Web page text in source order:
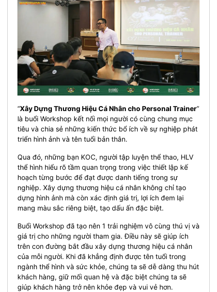
“Xây Dựng Thương Hiệu Cá Nhân cho Personal Trainer”
là buổi Workshop kết nối mọi người có cùng chung mục
tiêu và chia sẻ những kiến thức bổ ích về sự nghiệp phát
triển hình ảnh và tên tuổi bản thân.
Qua đó, những bạn KOC, người tập luyện thể thao, HLV
thể hình hiểu rõ tầm quan trọng trong việc thiết lập kế
hoạch từng bước để đạt được danh tiếng trong sự
nghiệp. Xây dựng thương hiệu cá nhân không chỉ tạo
dựng hình ảnh mà còn xác định giá trị, lợi ích đem lại
mang màu sắc riêng biệt, tạo dấu ấn đặc biệt.
Buổi Workshop đã tạo nên 1 trải nghiệm vô cùng thú vị và
giá trị cho những người tham gia. Điều này sẽ giúp ích
trên con đường bắt đầu xây dựng thương hiệu cá nhân
của mỗi người. Khi đã khẳng định được tên tuổi trong
ngành thể hình và sức khỏe, chúng ta sẽ dễ dàng thu hút
khách hàng, giữ mối quan hệ và đặc biệt chúng ta sẽ
giúp khách hàng trở nên khỏe đẹp và vui vẻ hơn.